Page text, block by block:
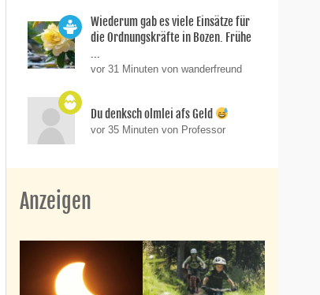
Wiederum gab es viele Einsätze für
die Ordnungskräfte in Bozen. Frühe
...
vor 31 Minuten von wanderfreund
Du denksch olmlei afs Geld
vor 35 Minuten von Professor
Anzeigen